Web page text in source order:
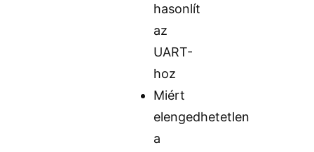
hasonlít
az
UART-
hoz
Miért
elengedhetetlen
a